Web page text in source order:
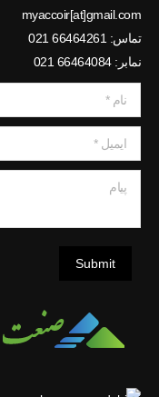
myaccoir[at]gmail.com
تماس: 66464261 021
نمابر: 66464084 021
نام *
ایمیل *
Submit